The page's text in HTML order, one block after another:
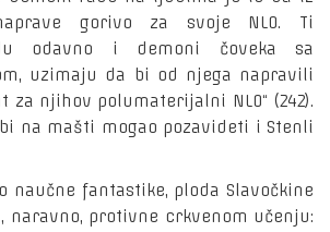
gorivo za svoje NLO. Ti
odavno i demoni čoveka sa
uzimaju da bi od njega napravili
njihov polumaterijalni NLO“ (242).
bi na mašti mogao pozavideti i Stenli
fantastike, ploda Slavočkine
naravno, protivne crkvenom učenju: